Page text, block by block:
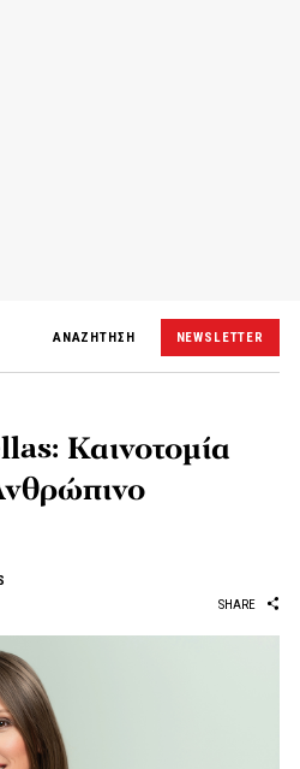
ΑΝΑΖΗΤΗΣΗ NEWSLETTER
Καινοτομία
SHARE